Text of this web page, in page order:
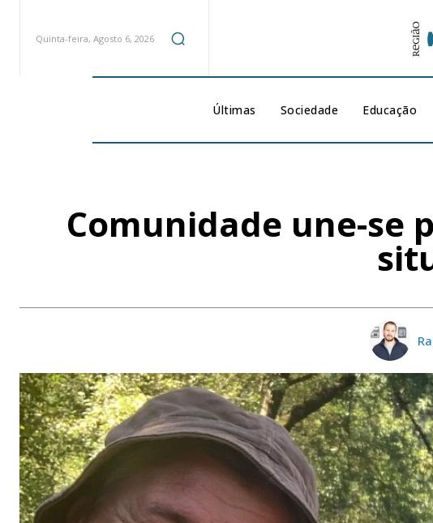
Quinta-feira, Agosto 6, 2026
Últimas Sociedade Educação
Comunidade une-se